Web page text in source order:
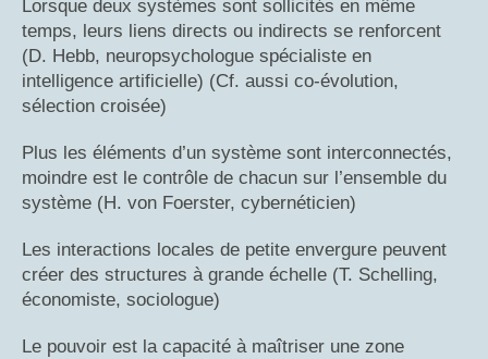
Lorsque deux systèmes sont sollicités en même
temps, leurs liens directs ou indirects se renforcent
(D. Hebb, neuropsychologue spécialiste en
intelligence artificielle) (Cf. aussi co-évolution,
sélection croisée)
Plus les éléments d’un système sont interconnectés,
moindre est le contrôle de chacun sur l’ensemble du
système (H. von Foerster, cybernéticien)
Les interactions locales de petite envergure peuvent
créer des structures à grande échelle (T. Schelling,
économiste, sociologue)
Le pouvoir est la capacité à maîtriser une zone